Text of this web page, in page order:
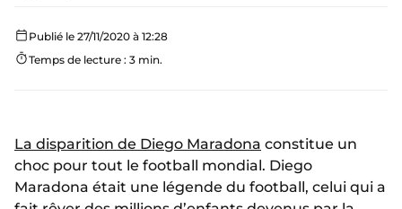
Publié le 27/11/2020 à 12:28
Temps de lecture : 3 min.
La disparition de Diego Maradona constitue un
choc pour tout le football mondial. Diego
Maradona était une légende du football, celui qui a